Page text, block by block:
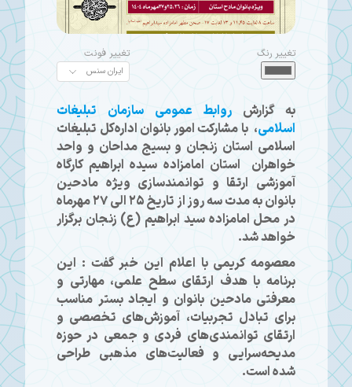
تغییر رنگ تغییر فونت
به گزارش روابط عمومی سازمان تبلیغات
اسلامی، با مشارکت امور بانوان اداره‌کل تبلیغات
اسلامی استان زنجان و بسیج مداحان و واحد
خواهران استان امامزاده سیده ابراهیم کارگاه
آموزشی ارتقا و توانمندسازی ویژه مادحین
بانوان به مدت سه روز از تاریخ ۲۵ الی ۲۷ مهرماه
در محل امامزاده سید ابراهیم (ع) زنجان برگزار
خواهد شد.
معصومه کریمی با اعلام این خبر گفت : این
برنامه با هدف ارتقای سطح علمی، مهارتی و
معرفتی مادحین بانوان و ایجاد بستر مناسب
برای تبادل تجربیات، آموزش‌های تخصصی و
ارتقای توانمندی‌های فردی و جمعی در حوزه
مدیحه‌سرایی و فعالیت‌های مذهبی طراحی
شده است.